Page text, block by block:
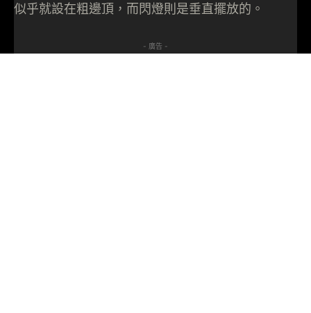
似乎就設在粗邊頂，而閃燈則是垂直擺放的。
- 廣告 -